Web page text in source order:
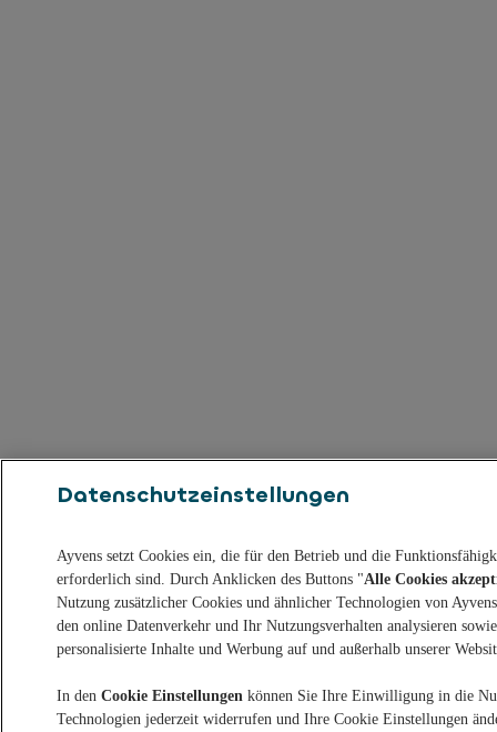
Datenschutzeinstellungen
Ayvens setzt Cookies ein, die für den Betrieb und die
erforderlich sind. Durch Anklicken des Buttons "Alle Cookies
Nutzung zusätzlicher Cookies und ähnlicher Technologien von
den online Datenverkehr und Ihr Nutzungsverhalten analysieren
personalisierte Inhalte und Werbung auf und außerhalb unserer
In denCookie Einstellungen können Sie Ihre Einwilligung in die
Technologien jederzeit widerrufen und Ihre Cookie Einstellungen